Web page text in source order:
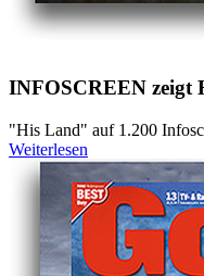
INFOSCREEN zeigt
"His Land" auf 1.200
Weiterlesen